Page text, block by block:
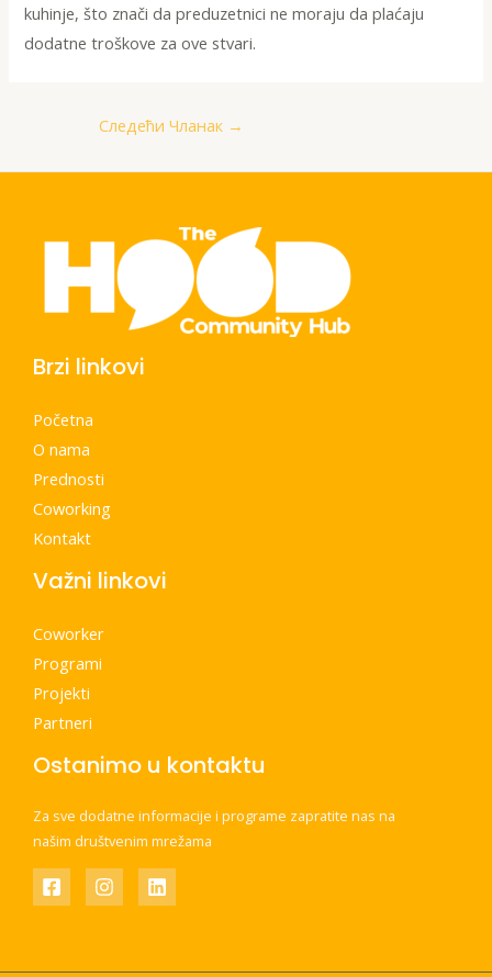
kuhinje, što znači da preduzetnici ne moraju da plaćaju
dodatne troškove za ove stvari.
Следећи Чланак →
Brzi linkovi
Početna
O nama
Prednosti
Coworking
Kontakt
Važni linkovi
Coworker
Programi
Projekti
Partneri
Ostanimo u kontaktu
Za sve dodatne informacije i programe zapratite nas na
našim društvenim mrežama